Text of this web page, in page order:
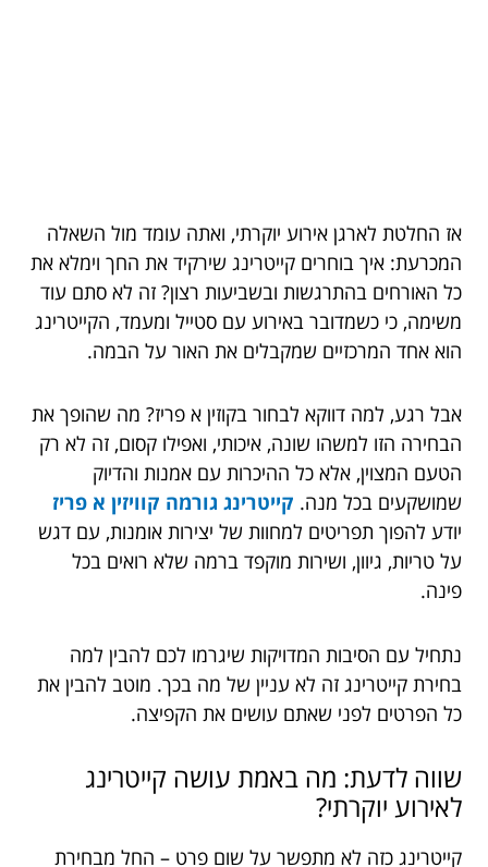
אז החלטת לארגן אירוע יוקרתי, ואתה עומד מול השאלה
המכרעת: איך בוחרים קייטרינג שירקיד את החך וימלא את
כל האורחים בהתרגשות ובשביעות רצון? זה לא סתם עוד
משימה, כי כשמדובר באירוע עם סטייל ומעמד, הקייטרינג
הוא אחד המרכזיים שמקבלים את האור על הבמה.
אבל רגע, למה דווקא לבחור בקוזין א פריז? מה שהופך את
הבחירה הזו למשהו שונה, איכותי, ואפילו קסום, זה לא רק
הטעם המצוין, אלא כל ההיכרות עם אמנות והדיוק
שמושקעים בכל מנה. קייטרינג גורמה קוויזין א פריז
יודע להפוך תפריטים למחוות של יצירות אומנות, עם דגש
על טריות, גיוון, ושירות מוקפד ברמה שלא רואים בכל
פינה.
נתחיל עם הסיבות המדויקות שיגרמו לכם להבין למה
בחירת קייטרינג זה לא עניין של מה בכך. מוטב להבין את
כל הפרטים לפני שאתם עושים את הקפיצה.
שווה לדעת: מה באמת עושה קייטרינג
לאירוע יוקרתי?
קייטרינג כזה לא מתפשר על שום פרט – החל מבחירת